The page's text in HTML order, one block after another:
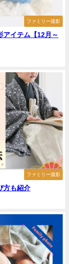
ファミリー撮影
アイテム【12月～
ファミリー撮影
方も紹介